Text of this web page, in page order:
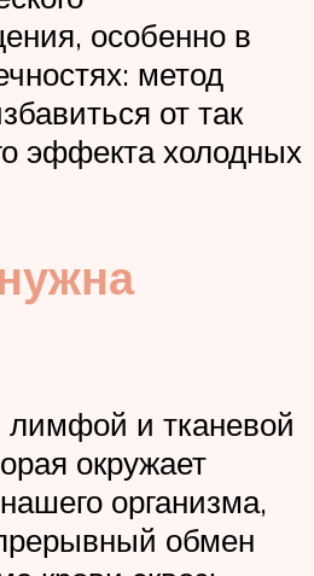
особенно в
метод
от так
эффекта холодных
и тканевой
окружает
организма,
обмен